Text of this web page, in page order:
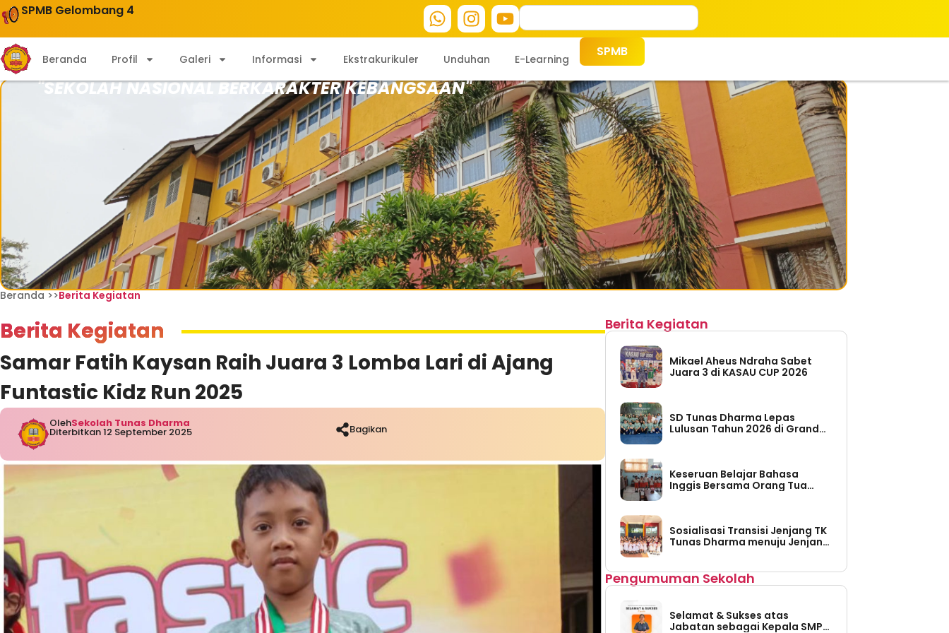
SPMB Gelombang 4
Beranda Profil Galeri Informasi Ekstrakurikuler Unduhan E-Learning SPMB
"SEKOLAH NASIONAL BERKARAKTER KEBANGSAAN"
Beranda >>Berita Kegiatan
Berita Kegiatan
Samar Fatih Kaysan Raih Juara 3 Lomba Lari di Ajang
Funtastic Kidz Run 2025
OlehSekolah Tunas Dharma
Diterbitkan 12 September 2025 Bagikan
Berita Kegiatan
Mikael Aheus Ndraha Sabet
Juara 3 di KASAU CUP 2026
SD Tunas Dharma Lepas
Lulusan Tahun 2026 di Grand
Keseruan Belajar Bahasa
Inggis Bersama Orang Tua
Sosialisasi Transisi Jenjang TK
Tunas Dharma menuju Jenjang
Pengumuman Sekolah
Selamat & Sukses atas
Jabatan sebagai Kepala SMP